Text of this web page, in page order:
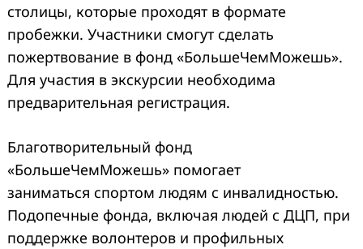
столицы, которые проходят в формате
пробежки. Участники смогут сделать
пожертвование в фонд «БольшеЧемМожешь».
Для участия в экскурсии необходима
предварительная регистрация.
Благотворительный фонд
«БольшеЧемМожешь» помогает
заниматься спортом людям с инвалидностью.
Подопечные фонда, включая людей с ДЦП, при
поддержке волонтеров и профильных